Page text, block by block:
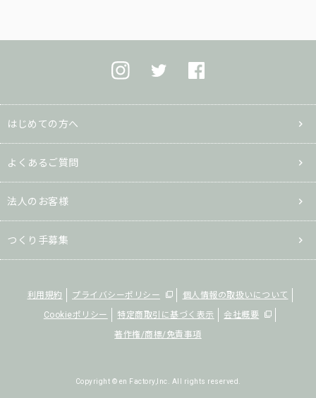
はじめての方へ
よくあるご質問
法人のお客様
つくり手募集
利用規約 プライバシーポリシー
個人情報の取扱いについて
Cookieポリシー
特定商取引に基づく表示
会社概要
著作権/商標/免責事項
Copyright © en Factory,Inc. All rights reserved.